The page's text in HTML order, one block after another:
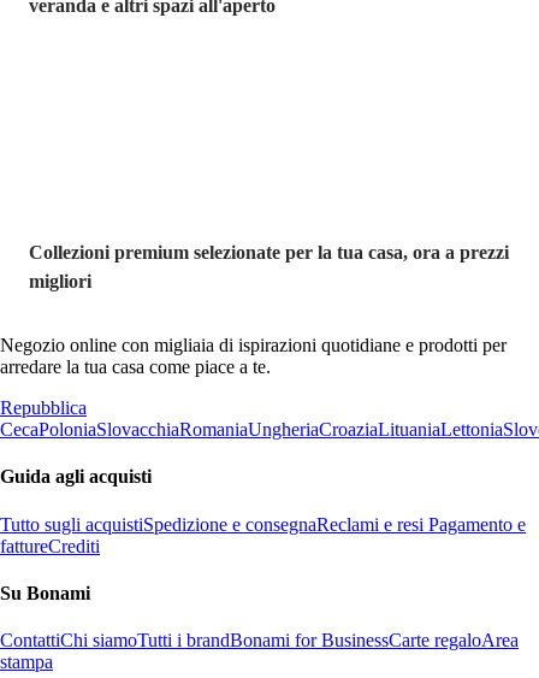
veranda e altri spazi all'aperto
Collezioni premium selezionate per la tua casa, ora a prezzi
migliori
Negozio online con migliaia di ispirazioni quotidiane e prodotti per
arredare la tua casa come piace a te.
Repubblica
CecaPoloniaSlovacchiaRomaniaUngheriaCroaziaLituaniaLettonia
Guida agli acquisti
Tutto sugli acquistiSpedizione e consegnaReclami e resi Pagamento e
fattureCrediti
Su Bonami
ContattiChi siamoTutti i brandBonami for BusinessCarte regaloArea
stampa